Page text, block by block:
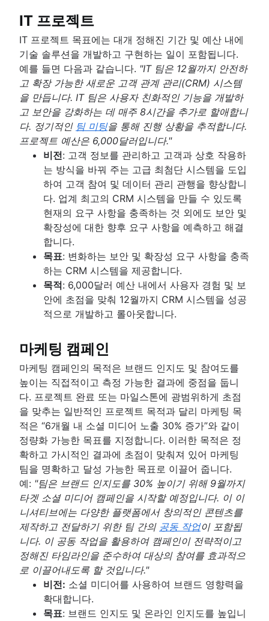
RACI 차트
팀 헌장
구현 계획
조직도
운영 계획
KPI
마케팅 계획
프로젝트 포트폴리오 관리
실현 가능성 조사
Project calendar
분기별 계획
엔터프라이즈 계획
작업 우선 순위를 정하는 방법
에코시스템 매핑
목표 정렬
이벤트 마케팅
브랜드 런칭
브랜드 새단장 방법: 핵심 요소 및 주요 단계
Business objectives
미션 선언문
SWOT 분석
PESTLE 분석
비전 보드
근본 원인 분석
PDCA 주기
아이젠하워 행렬
BCG 행렬
프로젝트 거버넌스
프로젝트 추정
타임라인
마일스톤 차트
중요 경로 방법
지연 시간이 프로젝트 관리에 미치는 영향
통합 마스터 일정이란 무엇입니까?
프로젝트 예산
리소스 관리
개요
개요
작업 수용량 계획
리소스 분류 구조
리소스 일정 관리
추적
프로젝트 조달 계획
엔터프라이즈 리소스 관리
프로젝트 비용 관리
프로젝트 실행
개요
템플릿을 통해 올바른 작업을 더 빠르게 완료
요
프로젝트 추적관리
범위 크리프
RACI 차트
의사 결정 프로세스
여러 프로젝트 관리
시각적 프로젝트 관리
시각적 프로젝트 관리
온라인 화이트보드
프로젝트 설계
디자인 스프린트
공감 맵
화이트보드 전략
마인드 매핑
마인드맵 예시
콘셉트 매핑
버블 맵
벤 다이어그램
의사 결정 트리
어피니티 다이어그램
비즈니스 프로세스 리엔지니어링
리소스 계획
반복 프로세스
프로세스 매핑
프로세스 순서도
프로세스 설명서
컨텍스트 전환
스윔레인 다이어그램
순서도
승인 프로세스 최적화
아키텍처 다이어그램: 정의, 유형 및 모범 사례
스키마 다이어그램
Context diagram
AWS 다이어그램
UML 다이어그램
SIPOC 다이어그램
작업 분류 구조
데이터 흐름 다이어그램(DFD): 정의 및 주요
요소
엔터티 관계 다이어그램
자동화
자동화를 사용하여 Confluence 전반의 워크
강화
비즈니스 프로세스 자동화
프로세스 자동화
작업을 자동화하는 방법
AI 작업 관리
시간 관리
시간 관리
시간 관리 도구
PERT 차트
위험 관리
프로젝트 위험 관리
위험 완화
위험 관리
위험 기록부
위험 행렬
엔터프라이즈 위험 관리
Confluence 데이터베이스로 할 수 있는지 몰
7가지 멋진 기능
Confluence 데이터베이스로 콘텐츠 관리 단
프로젝트 모니터링
대시보드 보고
리드 타임
시간 추적
비용 성과 지수
프로젝트 병목 상태
프로젝트 종료
Project post-mortem
Lessons learned
구현 후 검토
8D 문제 해결
종합적 품질 관리
프로젝트 공동 작업
개요
협업 중심의 문화
개요
협업 중심의 커뮤니케이션
팀 협업
공동 작업을 통한 콘텐츠 만들기
명목 집단 기법
자체 관리
팀 프로젝트 관리
교차 기능 팀
개요
팀 및 이해 관계자 커뮤니케이션
브레인스토밍 모범 사례
브레인스토밍 기법
브레인스토밍 세션
Confluence 화이트보드를 사용한 브레인스토
공 예정)
개요
협업 중심의 회의
회의를 줄이는 방법
미팅 메모 및 안건
미팅 케이던스
미팅 회고
팀 관리 및 리더십
개요
개요
프로젝트 회고
프로젝트 설명서
팀 헌장
이해 관계자 이론
커뮤니케이션 계획
직원 참여 활동
직원 인정
관리 스타일
직장 생산성
원활하지 못한 커뮤니케이션 극복
기능적 조직 구조[정의, 이점 + 예시]
개요
모델
공동 리더십
지식 공유
개요
개요
더 나은 지식 공유를 위해 페이지에 동영상을 게시
알림 관리 및 경고 관리
중앙 집중식 기술 자료
지식 공유 문화
설명서
개요
설명서의 중요성
설명서 표준
표준 운영 절차
프로세스 설명서
팀을 위한 단일 정보 출처 만들기
문서 저장 및 추적
제품 문서
소프트웨어 설계 문서
작업 명세서
문서 관리 프로세스
개요
엔터프라이즈 소셜 네트워크
Project closure
프로젝트 종료란 무엇입니까?
IT 프로젝트
IT 프로젝트 목표에는 대개 정해진 기간 및 예산 내에
기술 솔루션을 개발하고 구현하는 일이 포함됩니다.
예를 들면 다음과 같습니다. "IT 팀은 12월까지 안전하
고 확장 가능한 새로운 고객 관계 관리(CRM) 시스템
을 만듭니다. IT 팀은 사용자 친화적인 기능을 개발하
고 보안을 강화하는 데 매주 8시간을 추가로 할애합니
다. 정기적인 팀 미팅을 통해 진행 상황을 추적합니다.
프로젝트 예산은 6,000달러입니다."
비전: 고객 정보를 관리하고 고객과 상호 작용하
는 방식을 바꿔 주는 고급 최첨단 시스템을 도입
하여 고객 참여 및 데이터 관리 관행을 향상합니
다. 업계 최고의 CRM 시스템을 만들 수 있도록
현재의 요구 사항을 충족하는 것 외에도 보안 및
확장성에 대한 향후 요구 사항을 예측하고 해결
합니다.
목표: 변화하는 보안 및 확장성 요구 사항을 충족
하는 CRM 시스템을 제공합니다.
목적: 6,000달러 예산 내에서 사용자 경험 및 보
안에 초점을 맞춰 12월까지 CRM 시스템을 성공
적으로 개발하고 롤아웃합니다.
마케팅 캠페인
마케팅 캠페인의 목적은 브랜드 인지도 및 참여도를
높이는 직접적이고 측정 가능한 결과에 중점을 둡니
다. 프로젝트 완료 또는 마일스톤에 광범위하게 초점
을 맞추는 일반적인 프로젝트 목적과 달리 마케팅 목
적은 “6개월 내 소셜 미디어 노출 30% 증가”와 같이
정량화 가능한 목표를 지정합니다. 이러한 목적은 정
확하고 가시적인 결과에 초점이 맞춰져 있어 마케팅
팀을 명확하고 달성 가능한 목표로 이끌어 줍니다.
예: "팀은 브랜드 인지도를 30% 높이기 위해 9월까지
타겟 소셜 미디어 캠페인을 시작할 예정입니다. 이 이
니셔티브에는 다양한 플랫폼에서 창의적인 콘텐츠를
제작하고 전달하기 위한 팀 간의 공동 작업이 포함됩
니다. 이 공동 작업을 활용하여 캠페인이 전략적이고
정해진 타임라인을 준수하여 대상의 참여를 효과적으
로 이끌어내도록 할 것입니다."
비전: 소셜 미디어를 사용하여 브랜드 영향력을
확대합니다.
목표: 브랜드 인지도 및 온라인 인지도를 높입니